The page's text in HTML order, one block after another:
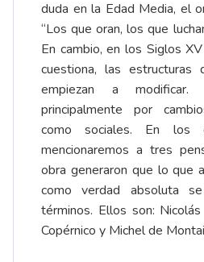
duda en la Edad Media, el
“Los que oran, los que
En cambio, en los Siglos
cuestiona, las estructuras
empiezan a
principalmente por
como sociales. En los
mencionaremos a tres
obra generaron que lo que
como verdad absoluta
términos. Ellos son:
Copérnico y Michel de